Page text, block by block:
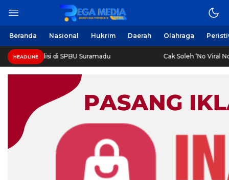
Regamedianews.com
Berita Harian Online
Beranda Nasional Hukrim Daerah Olahraga
HEADLINE
Polisi di SPBU Suramadu Cak Soleh ‘No Viral No